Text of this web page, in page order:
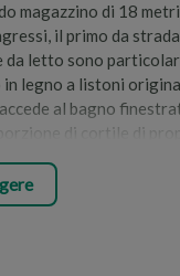
magazzino di 18
il primo da
letto sono
legno a listoni
al bagno
di cortile di
catastali
offerto. Le presenti